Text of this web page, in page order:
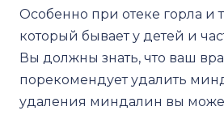
Особенно при отеке горла и
который бывает у детей и
Вы должны знать, что ваш
порекомендует удалить
удаления миндалин вы